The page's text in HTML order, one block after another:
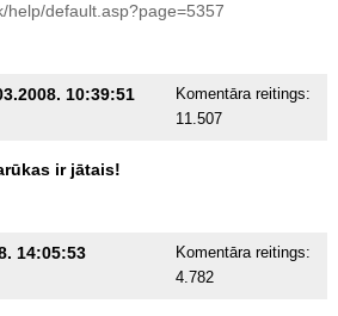
help/default.asp?page=5357
10:39:51
Komentāra reitings:
11.507
ir jātais!
14:05:53
Komentāra reitings:
4.782